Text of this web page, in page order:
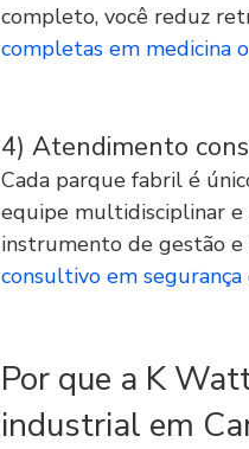
completo, você reduz
completas em medicina
4) Atendimento
Cada parque fabril é
equipe multidisciplinar e
instrumento de gestão e
consultivo em
Por que a K
industrial em